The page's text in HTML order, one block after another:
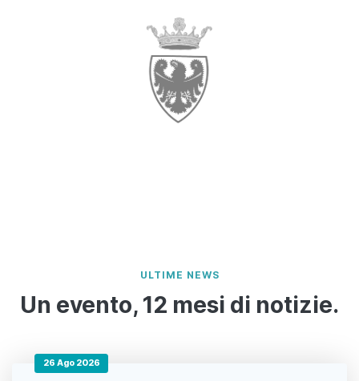
ULTIME NEWS
Un evento, 12 mesi di notizie.
26 Ago 2026